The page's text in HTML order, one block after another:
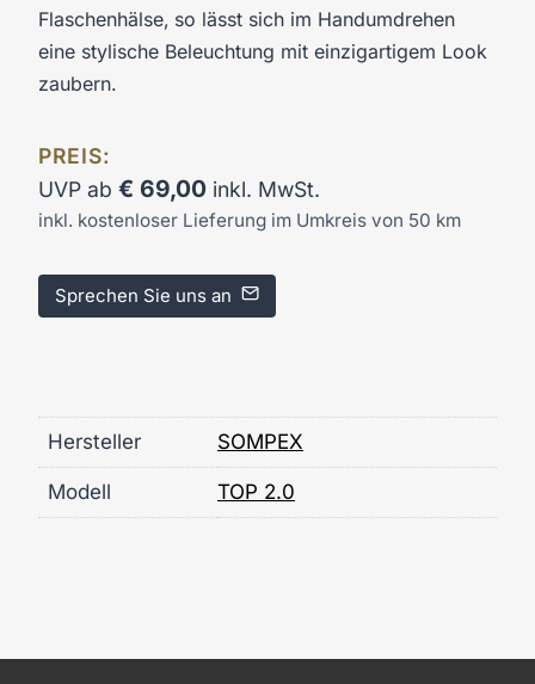
Flaschenhälse‚ so lässt sich im Handumdrehen
eine stylische Beleuchtung mit einzigartigem Look
zaubern.
PREIS:
UVP ab € 69,00 inkl. MwSt.
inkl. kostenloser Lieferung im Umkreis von 50 km
Sprechen Sie uns an
Hersteller SOMPEX
Modell TOP 2.0